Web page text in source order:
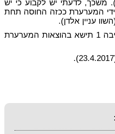
נח(6) 193, 198 (2004)). משכך, לדעתי יש לקבוע כי יש
המערערת ככזה החוסה תחת
מתקבל אפוא, המשיבה 1 תישא בהוצאות המערערת